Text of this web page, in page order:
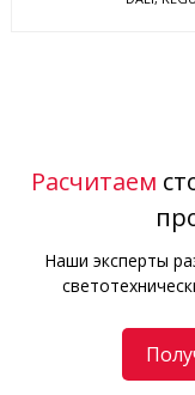
Расчитаем
Наши эксперты